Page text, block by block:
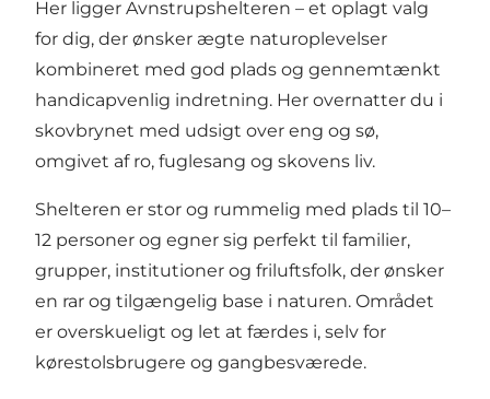
Her ligger Avnstrupshelteren – et oplagt valg
for dig, der ønsker ægte naturoplevelser
kombineret med god plads og gennemtænkt
handicapvenlig indretning. Her overnatter du i
skovbrynet med udsigt over eng og sø,
omgivet af ro, fuglesang og skovens liv.
Shelteren er stor og rummelig med plads til 10–
12 personer og egner sig perfekt til familier,
grupper, institutioner og friluftsfolk, der ønsker
en rar og tilgængelig base i naturen. Området
er overskueligt og let at færdes i, selv for
kørestolsbrugere og gangbesværede.